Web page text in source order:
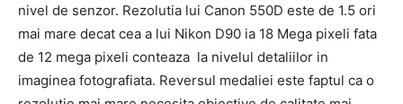
nivel de senzor. Rezolutia lui Canon 550D este de 1.5 ori
mai mare decat cea a lui Nikon D90 ia 18 Mega pixeli fata
de 12 mega pixeli conteaza la nivelul detaliilor in
imaginea fotografiata. Reversul medaliei este faptul ca o